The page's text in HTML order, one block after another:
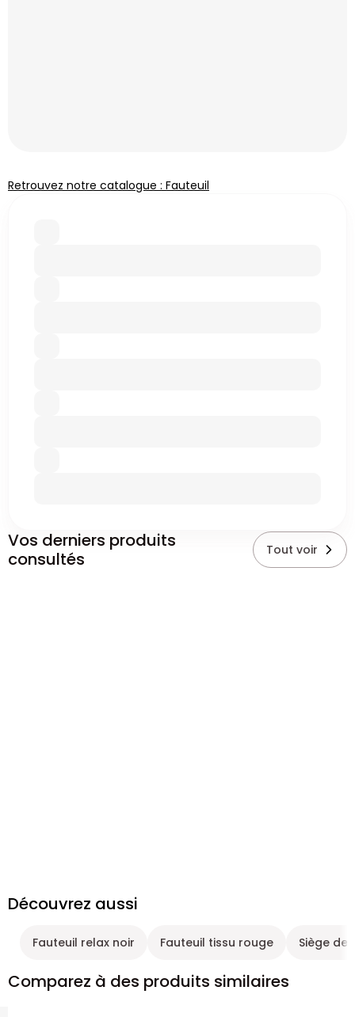
Retrouvez notre catalogue : Fauteuil
Vos derniers produits
consultés
Tout voir
Découvrez aussi
Fauteuil relax noir Fauteuil tissu rouge Siège de
Comparez à des produits similaires